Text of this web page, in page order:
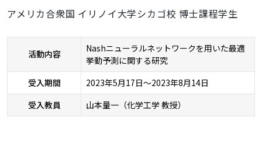
アメリカ合衆国 イリノイ大学シカゴ校 博士課程学生
活動内容
Nashニューラルネットワークを用いた最適
挙動予測に関する研究
受入期間
2023年5月17日～2023年8月14日
受入教員
山本量一（化学工学 教授）